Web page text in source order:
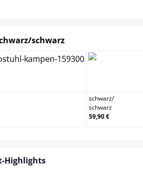
schwarzauswählen
schwarz/
schwarz
59,90 €
Highlights